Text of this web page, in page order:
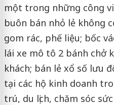
một trong những công
buôn bán nhỏ lẻ không
gom rác, phế liệu; bốc
lái xe mô tô 2 bánh chở
khách; bán lẻ xổ số lưu
tại các hộ kinh doanh
trú, du lịch, chăm sóc